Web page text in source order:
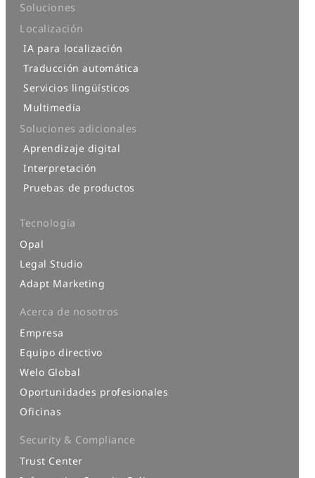
Soluciones
Localización
IA para localización
Traducción automática
Servicios lingüísticos
Multimedia
Soluciones adicionales
Aprendizaje digital
Interpretación
Pruebas de productos
Tecnología
Opal
Legal Studio
Adapt Marketing
Acerca de nosotros
Empresa
Equipo directivo
Welo Global
Oportunidades profesionales
Oficinas
Security & Compliance
Trust Center